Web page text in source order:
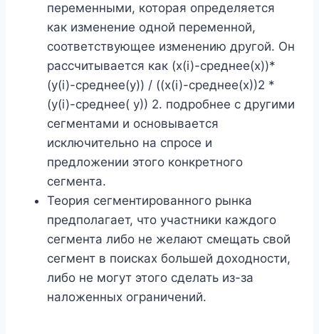
переменными, которая определяется
как изменение одной переменной,
соответствующее изменению другой. Он
рассчитывается как (x(i)-среднее(x))*
(y(i)-среднее(y)) / ((x(i)-среднее(x))2 *
(y(i)-среднее( y)) 2. подробнее с другими
сегментами и основывается
исключительно на спросе и
предложении этого конкретного
сегмента.
Теория сегментированного рынка
предполагает, что участники каждого
сегмента либо не желают смещать свой
сегмент в поисках большей доходности,
либо не могут этого сделать из-за
наложенных ограничений.